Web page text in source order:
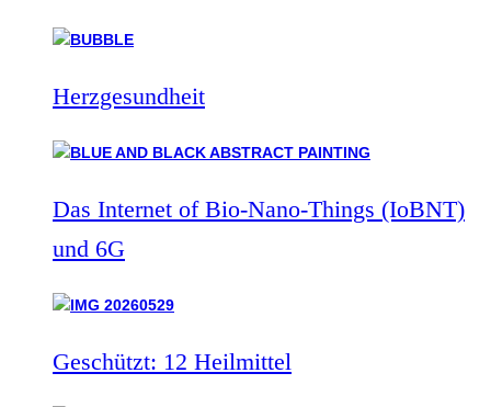
Herzgesundheit
Das Internet of Bio-Nano-Things (IoBNT)
und 6G
Geschützt: 12 Heilmittel